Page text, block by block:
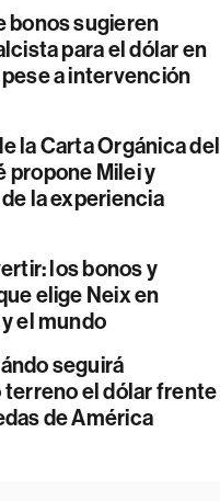
bonos sugieren
para el dólar en
a intervención
la Carta Orgánica del
propone Milei y
la experiencia
los bonos y
elige Neix en
el mundo
seguirá
terreno el dólar frente
de América